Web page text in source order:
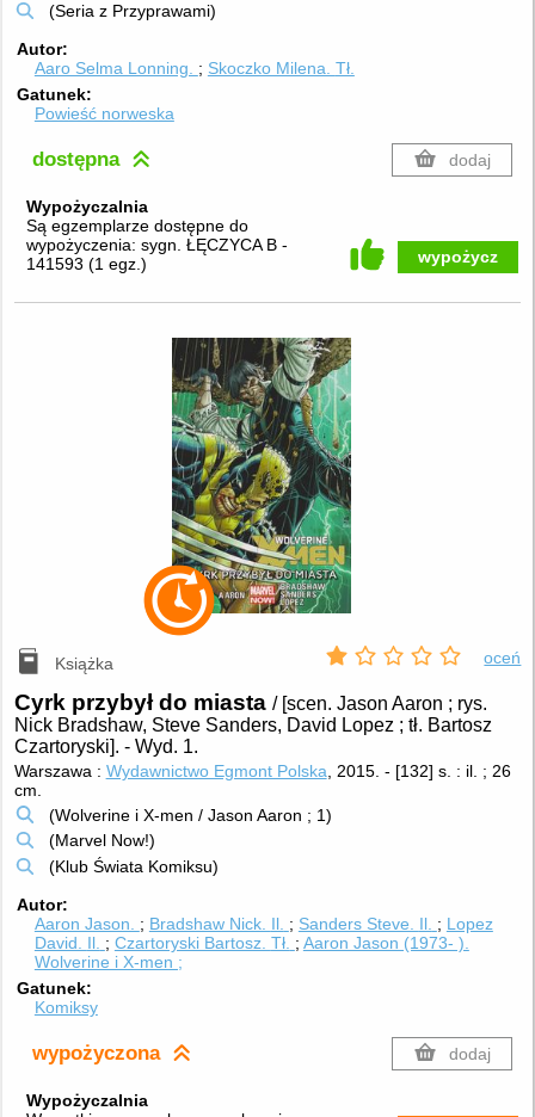
(Seria z Przyprawami)
Autor
Aaro Selma Lonning.
Skoczko Milena. Tł.
Gatunek
Powieść norweska
dostępna dodaj
Wypożyczalnia
Są egzemplarze dostępne do
wypożyczenia: sygn. ŁĘCZYCA B -
141593 (1 egz. ) wypożycz
Książka oceń
Cyrk przybył do miasta / [scen. Jason Aaron ; rys.
Nick Bradshaw, Steve Sanders, David Lopez ; tł. Bartosz
Czartoryski]. - Wyd. 1.
Warszawa : Wydawnictwo Egmont Polska , 2015. - [132] s. : il. ; 26
cm.
(Wolverine i X-men / Jason Aaron ; 1)
(Marvel Now!)
(Klub Świata Komiksu)
Autor
Aaron Jason.
Bradshaw Nick. Il. Sanders Steve. Il.
Lopez
David. Il. Czartoryski Bartosz. Tł.
Aaron Jason (1973- ).
Wolverine i X-men ;
Gatunek
Komiksy
wypożyczona dodaj
Wypożyczalnia